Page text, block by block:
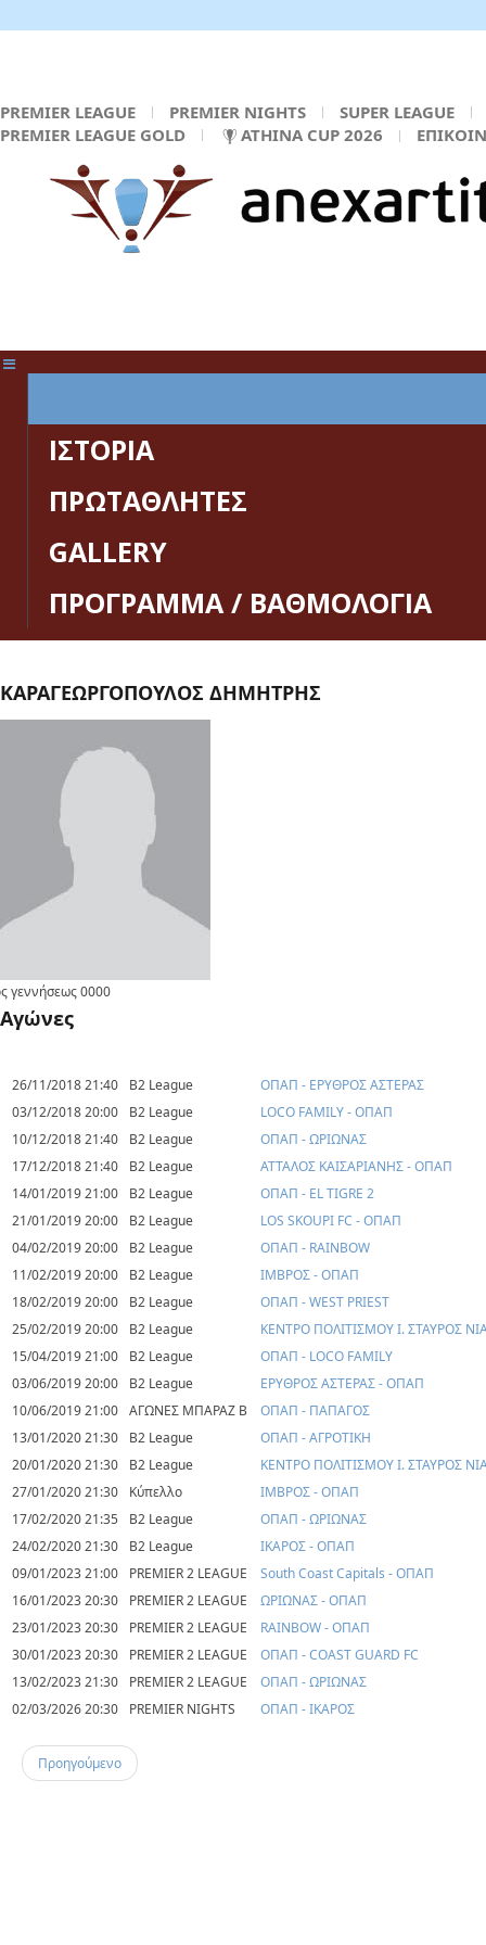
PREMIER LEAGUE PREMIER NIGHTS
SUPER LEAGUE
PREMIER LEAGUE GOLD
ATHINA CUP 2026
ΙΣΤΟΡΙΑ
ΠΡΩΤΑΘΛΗΤΕΣ
GALLERY
ΠΡΟΓΡΑΜΜΑ / ΒΑΘΜΟΛΟΓΙΑ
ΚΑΡΑΓΕΩΡΓΟΠΟΥΛΟΣ ΔΗΜΗΤΡΗΣ
γεννήσεως0000
Αγώνες
26/11/2018 21:40 B2 League
ΟΠΑΠ - ΕΡΥΘΡΟΣ ΑΣΤΕΡΑΣ
03/12/2018 20:00
B2 League
LOCO FAMILY - ΟΠΑΠ
10/12/2018 21:40
B2 League
ΟΠΑΠ - ΩΡΙΩΝΑΣ
17/12/2018 21:40
B2 League
ΑΤΤΑΛΟΣ ΚΑΙΣΑΡΙΑΝΗΣ - ΟΠΑΠ
14/01/2019 21:00
B2 League
ΟΠΑΠ - EL TIGRE 2
21/01/2019 20:00
B2 League
LOS SKOUPI FC - ΟΠΑΠ
04/02/2019 20:00
B2 League
ΟΠΑΠ - RAINBOW
11/02/2019 20:00
B2 League
ΙΜΒΡΟΣ - ΟΠΑΠ
18/02/2019 20:00
B2 League
ΟΠΑΠ - WEST PRIEST
25/02/2019 20:00
B2 League
ΚΕΝΤΡΟ ΠΟΛΙΤΙΣΜΟΥ Ι. ΣΤΑΥΡΟΣ
15/04/2019 21:00
B2 League
ΟΠΑΠ - LOCO FAMILY
03/06/2019 20:00
B2 League
ΕΡΥΘΡΟΣ ΑΣΤΕΡΑΣ - ΟΠΑΠ
10/06/2019 21:00 ΑΓΩΝΕΣ ΜΠΑΡΑΖ Β
ΟΠΑΠ - ΠΑΠΑΓΟΣ
13/01/2020 21:30
B2 League
ΟΠΑΠ - ΑΓΡΟΤΙΚΗ
20/01/2020 21:30
B2 League
ΚΕΝΤΡΟ ΠΟΛΙΤΙΣΜΟΥ Ι. ΣΤΑΥΡΟΣ
27/01/2020 21:30
Κύπελλο
ΙΜΒΡΟΣ - ΟΠΑΠ
17/02/2020 21:35
B2 League
ΟΠΑΠ - ΩΡΙΩΝΑΣ
24/02/2020 21:30
B2 League
ΙΚΑΡΟΣ - ΟΠΑΠ
09/01/2023 21:00
PREMIER 2 LEAGUE
South Coast Capitals - ΟΠΑΠ
16/01/2023 20:30
PREMIER 2 LEAGUE
ΩΡΙΩΝΑΣ - ΟΠΑΠ
23/01/2023 20:30
PREMIER 2 LEAGUE
RAINBOW - ΟΠΑΠ
30/01/2023 20:30
PREMIER 2 LEAGUE
ΟΠΑΠ - COAST GUARD FC
13/02/2023 21:30
PREMIER 2 LEAGUE
ΟΠΑΠ - ΩΡΙΩΝΑΣ
02/03/2026 20:30
PREMIER NIGHTS ΟΠΑΠ - ΙΚΑΡΟΣ
Προηγούμενο